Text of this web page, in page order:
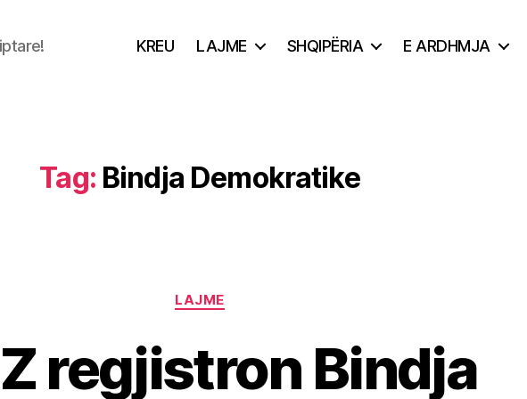
KREU LAJME SHQIPËRIA E ARDHMJA
Tag: Bindja Demokratike
Categories
LAJME
regjistron Bindja